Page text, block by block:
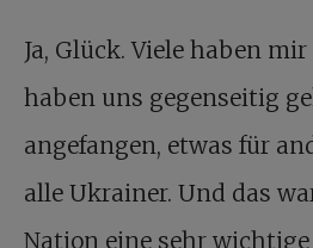
Ja, Glück. Viele haben
haben uns gegenseitig
angefangen, etwas für
alle Ukrainer. Und das
Nation eine sehr wichtige